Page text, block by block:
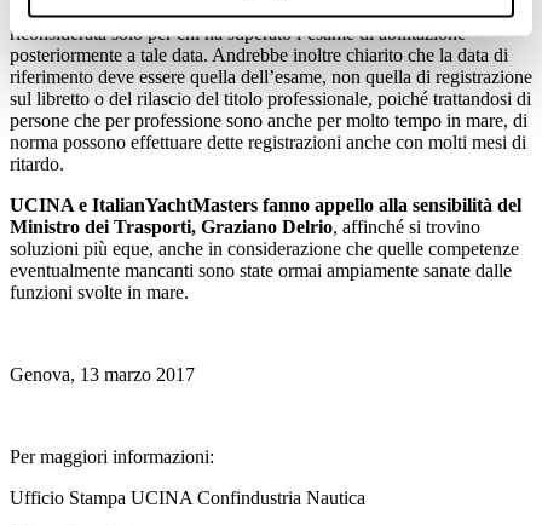
UCINA e IYM ritengono che la sua obbligatorietà possa essere
riconsiderata solo per chi ha superato l’esame di abilitazione
posteriormente a tale data. Andrebbe inoltre chiarito che la data di
riferimento deve essere quella dell’esame, non quella di registrazione
sul libretto o del rilascio del titolo professionale, poiché trattandosi di
persone che per professione sono anche per molto tempo in mare, di
norma possono effettuare dette registrazioni anche con molti mesi di
ritardo.
UCINA e ItalianYachtMasters fanno appello alla sensibilità del
Ministro dei Trasporti, Graziano Delrio, affinché si trovino
soluzioni più eque, anche in considerazione che quelle competenze
eventualmente mancanti sono state ormai ampiamente sanate dalle
funzioni svolte in mare.
Genova, 13 marzo 2017
Per maggiori informazioni:
Ufficio Stampa UCINA Confindustria Nautica